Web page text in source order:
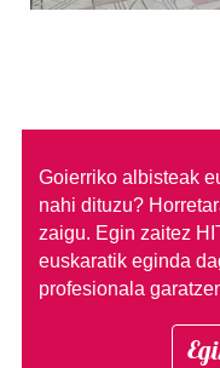
Goierriko albisteak
nahi dituzu?
zaigu. Egin zaitez
euskaratik eginda
profesionala